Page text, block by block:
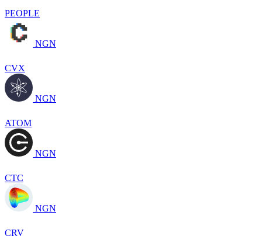
PEOPLE
NGN
CVX
NGN
ATOM
NGN
CTC
NGN
CRV